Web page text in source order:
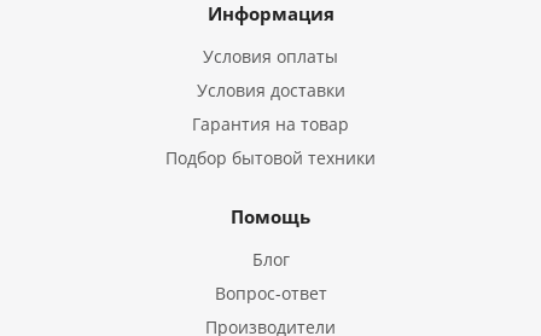
Информация
Условия оплаты
Условия доставки
Гарантия на товар
Подбор бытовой техники
Помощь
Блог
Вопрос-ответ
Производители